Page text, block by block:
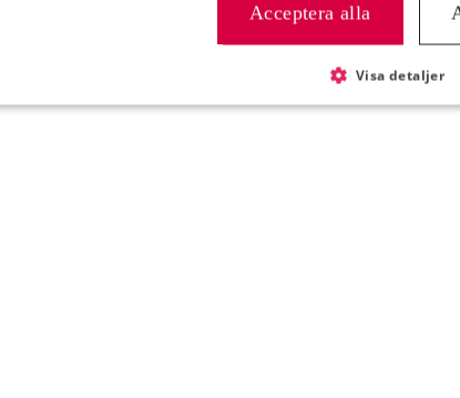
Cabanossi
Acceptera alla
Visa detaljer